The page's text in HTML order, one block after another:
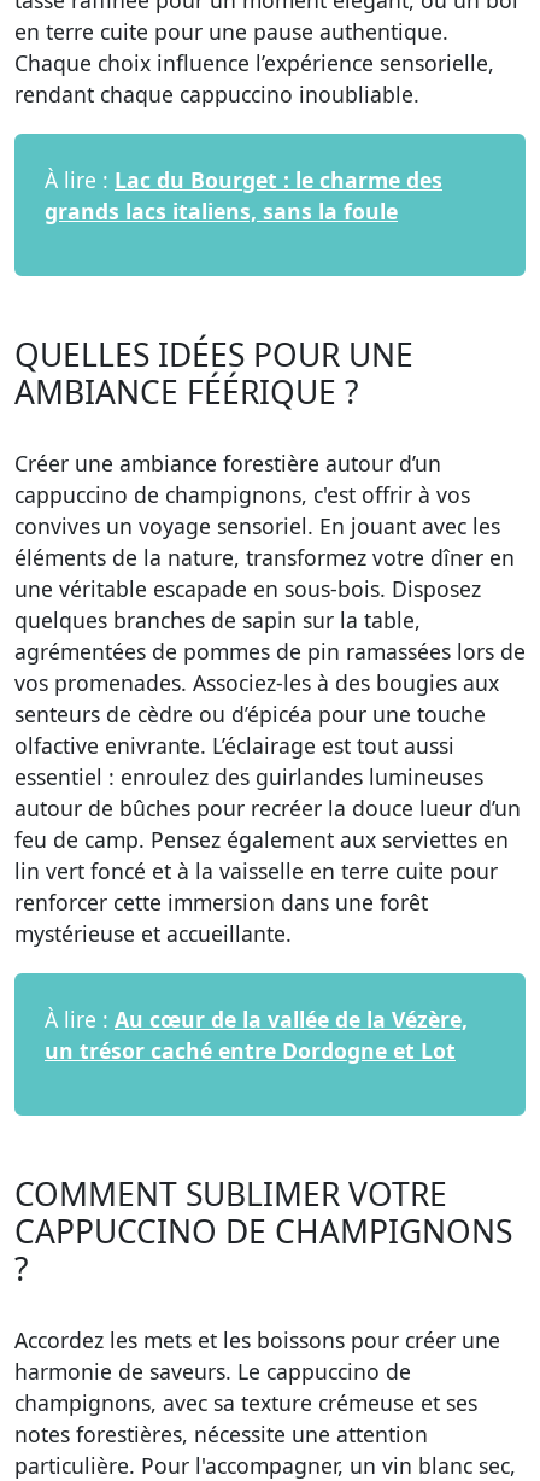
en terre cuite pour une pause authentique.
Chaque choix influence l’expérience sensorielle,
rendant chaque cappuccino inoubliable.
À lire : Lac du Bourget : le charme des
grands lacs italiens, sans la foule
QUELLES IDÉES POUR UNE
AMBIANCE FÉÉRIQUE ?
Créer une ambiance forestière autour d’un
cappuccino de champignons, c'est offrir à vos
convives un voyage sensoriel. En jouant avec les
éléments de la nature, transformez votre dîner en
une véritable escapade en sous-bois. Disposez
quelques branches de sapin sur la table,
agrémentées de pommes de pin ramassées lors de
vos promenades. Associez-les à des bougies aux
senteurs de cèdre ou d’épicéa pour une touche
olfactive enivrante. L’éclairage est tout aussi
essentiel : enroulez des guirlandes lumineuses
autour de bûches pour recréer la douce lueur d’un
feu de camp. Pensez également aux serviettes en
lin vert foncé et à la vaisselle en terre cuite pour
renforcer cette immersion dans une forêt
mystérieuse et accueillante.
À lire : Au cœur de la vallée de la Vézère,
un trésor caché entre Dordogne et Lot
COMMENT SUBLIMER VOTRE
CAPPUCCINO DE CHAMPIGNONS
?
Accordez les mets et les boissons pour créer une
harmonie de saveurs. Le cappuccino de
champignons, avec sa texture crémeuse et ses
notes forestières, nécessite une attention
particulière. Pour l'accompagner, un vin blanc sec,